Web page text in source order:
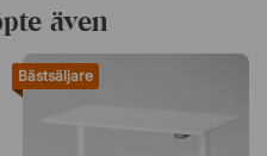
även
Bästsäljare